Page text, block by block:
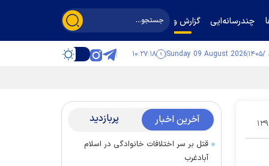
چندرسانه‌ایی گزارش و گفت‌وگو
Sunday 09 August 2026 ۱۰:۲۷:۱۸
۱۲ آخرین اخبار پربازدید
قتل بر سر اختلافات خانوادگی در اسلام
آبادغرب